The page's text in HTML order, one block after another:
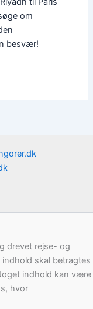
om
besvær!
drevet rejse- og
skal betragtes
indhold kan være
hvor